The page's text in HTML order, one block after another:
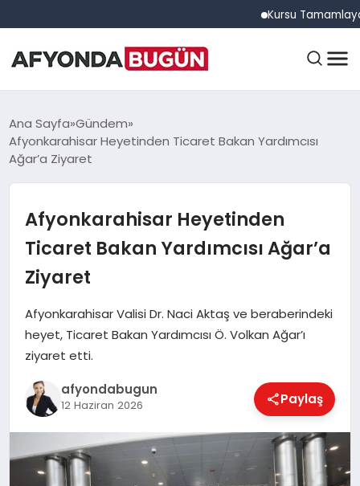
Kursu Tamamlayan
ANASAYFA
GÜNDEM
EĞITIM
EKONOMI
MAGAZIN
SAĞLIK
Ana Sayfa Gündem
Afyonkarahisar Heyetinden Ticaret Bakan Yardımcısı
Ağar’a Ziyaret
Afyonkarahisar Heyetinden
Ticaret Bakan Yardımcısı Ağar’a
Ziyaret
Afyonkarahisar Valisi Dr. Naci Aktaş ve beraberindeki
heyet, Ticaret Bakan Yardımcısı Ö. Volkan Ağar’ı
ziyaret etti.
afyondabugun
12 Haziran 2026 Paylaş